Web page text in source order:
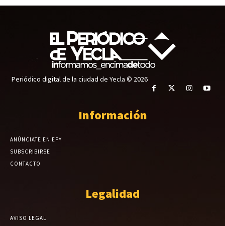
Periódico digital de la ciudad de Yecla © 2026
Información
ANÚNCIATE EN EPY
SUBSCRIBIRSE
CONTACTO
Legalidad
AVISO LEGAL